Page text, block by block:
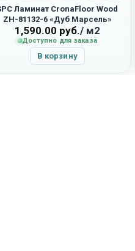
Ламинат CronaFloor Wood
ZH-81132-6 «Дуб Марсель»
1,590.00 руб./ м2
Доступно для заказа
В корзину